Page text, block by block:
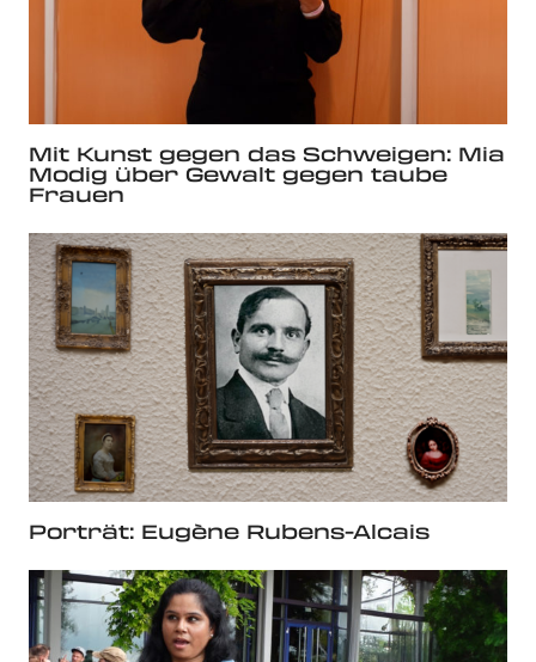
Mit Kunst gegen das Schweigen: Mia
Modig über Gewalt gegen taube
Frauen
Porträt: Eugène Rubens-Alcais